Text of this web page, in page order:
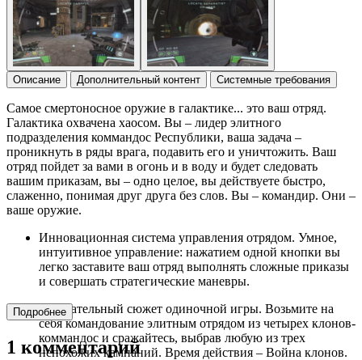
Описание Дополнительный контент Системные требования
Самое смертоносное оружие в галактике... это ваш отряд.
Галактика охвачена хаосом. Вы – лидер элитного
подразделения коммандос Республики, ваша задача –
проникнуть в ряды врага, подавить его и уничтожить. Ваш
отряд пойдет за вами в огонь и в воду и будет следовать
вашим приказам, вы – одно целое, вы действуете быстро,
слаженно, понимая друг друга без слов. Вы – командир. Они –
ваше оружие.
Инновационная система управления отрядом. Умное,
интуитивное управление: нажатием одной кнопки вы
легко заставите ваш отряд выполнять сложные приказы
и совершать стратегические маневры.
Увлекательный сюжет одиночной игры. Возьмите на
себя командование элитным отрядом из четырех клонов-
коммандос и сражайтесь, выбрав любую из трех
непохожих кампаний. Время действия – Война клонов.
Подробнее
1 комментарий